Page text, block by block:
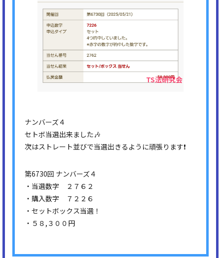
ナンバーズ４
セトボ当選出来ました🎶
次はストレート並びで当選出きるように頑張ります❗
第6730回 ナンバーズ４
・当選数字 ２７６２
・購入数字 ７２２６
・セットボックス当選！
・５８,３００円